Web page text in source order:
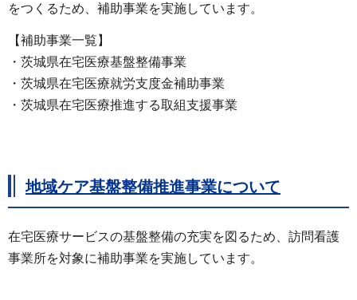
をつくるため、補助事業を実施しています。
【補助事業一覧】
・茨城県在宅医療基盤整備事業
・茨城県在宅医療就労支度金補助事業
・茨城県在宅医療推進する取組支援事業
地域ケア基盤整備推進事業について
在宅医療サービスの基盤整備の充実を図るため、訪問看護
事業所を対象に補助事業を実施しています。